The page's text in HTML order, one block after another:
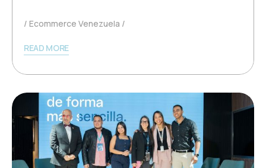
Ecommerce Venezuela
READ MORE